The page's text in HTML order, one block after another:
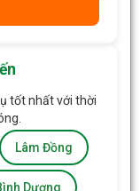
tốt nhất với thời
Lâm Đồng
Dương